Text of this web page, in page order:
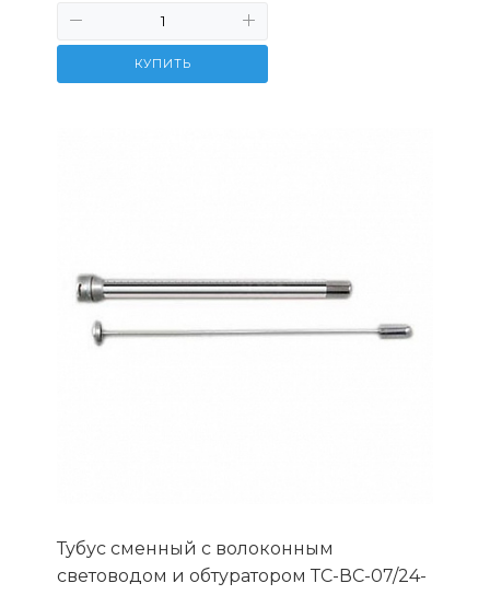
КУПИТЬ
Тубус сменный с волоконным
световодом и обтуратором ТС-ВС-07/24-